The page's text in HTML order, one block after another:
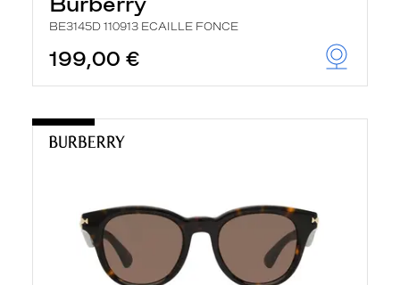
BE3145D 110913 ECAILLE FONCE
199,00 €